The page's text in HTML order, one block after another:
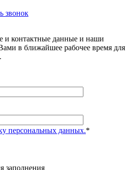
звонок
и контактные данные и наши
в ближайшее рабочее время для
персональных данных.*
заполнения